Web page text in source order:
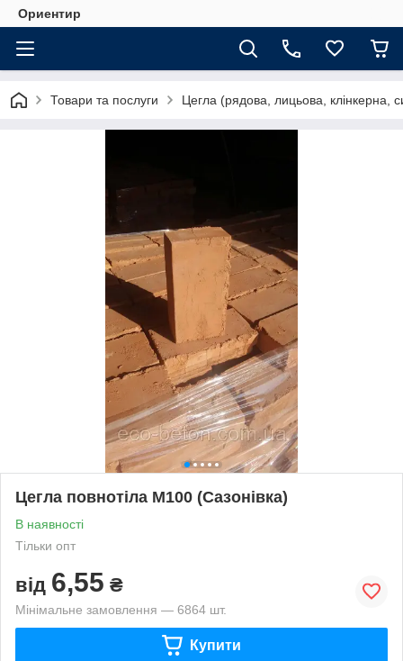
Ориентир
Товари та послуги Цегла (рядова, лицьова, клінкерна,
Цегла повнотіла М100 (Сазонівка)
В наявності
Тільки опт
від 6,55 ₴
Мінімальне замовлення — 6864 шт.
Купити